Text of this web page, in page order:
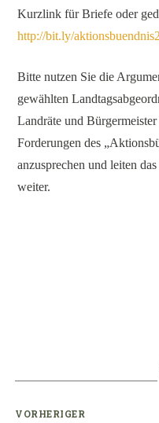
Kurzlink für Briefe oder
http://bit.ly/
Bitte nutzen Sie die
gewählten
Landräte und
Forderungen des
anzusprechen und leiten
weiter.
VORHERIGER